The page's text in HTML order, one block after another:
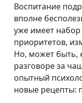
Подростковые
бунты: как
справиться
Воспитание
вполне
уже имеет
приоритетов,
Но, может быть,
разговоре за
опытный
новые рецепты: